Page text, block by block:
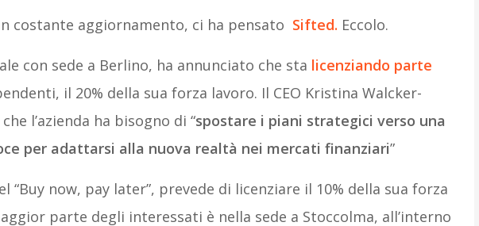
costante aggiornamento, ci ha pensato Sifted. Eccolo.
con sede a Berlino, ha annunciato che sta licenziando parte
il 20% della sua forza lavoro. Il CEO Kristina Walcker-
l’azienda ha bisogno di “spostare i piani strategici verso una
per adattarsi alla nuova realtà nei mercati finanziari”
“Buy now, pay later”, prevede di licenziare il 10% della sua forza
parte degli interessati è nella sede a Stoccolma, all’interno